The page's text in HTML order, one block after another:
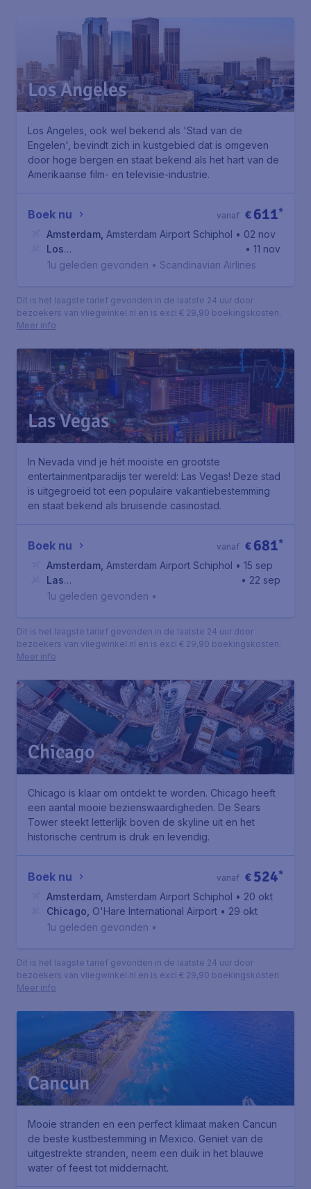
Los Angeles
Los Angeles, ook wel bekend als 'Stad van de
Engelen', bevindt zich in kustgebied dat is omgeven
door hoge bergen en staat bekend als het hart van de
Amerikaanse film- en televisie-industrie.
Boek nu € 611*
vanaf
Amsterdam Amsterdam Airport Schiphol • 02 nov
Los
Angeles, Internationale luchthaven van Los Angeles
• 11 nov
1u geleden gevonden • Scandinavian Airlines
Dit is het laagste tarief gevonden in de laatste 24 uur door
bezoekers van vliegwinkel.nl en is excl € 29,90 boekingskosten.
Meer info
Las Vegas
In Nevada vind je hét mooiste en grootste
entertainmentparadijs ter wereld: Las Vegas! Deze stad
is uitgegroeid tot een populaire vakantiebestemming
en staat bekend als bruisende casinostad.
Boek nu € 681*
vanaf
Amsterdam Amsterdam Airport Schiphol • 15 sep
Las
Vegas, Harry Reid International Airport
• 22 sep
1u geleden gevonden •
Dit is het laagste tarief gevonden in de laatste 24 uur door
bezoekers van vliegwinkel.nl en is excl € 29,90 boekingskosten.
Meer info
Chicago
Chicago is klaar om ontdekt te worden. Chicago heeft
een aantal mooie bezienswaardigheden. De Sears
Tower steekt letterlijk boven de skyline uit en het
historische centrum is druk en levendig.
Boek nu € 524*
vanaf
Amsterdam Amsterdam Airport Schiphol • 20 okt
Chicago O'Hare International Airport • 29 okt
1u geleden gevonden •
Dit is het laagste tarief gevonden in de laatste 24 uur door
bezoekers van vliegwinkel.nl en is excl € 29,90 boekingskosten.
Meer info
Cancun
Mooie stranden en een perfect klimaat maken Cancun
de beste kustbestemming in Mexico. Geniet van de
uitgestrekte stranden, neem een duik in het blauwe
water of feest tot middernacht.